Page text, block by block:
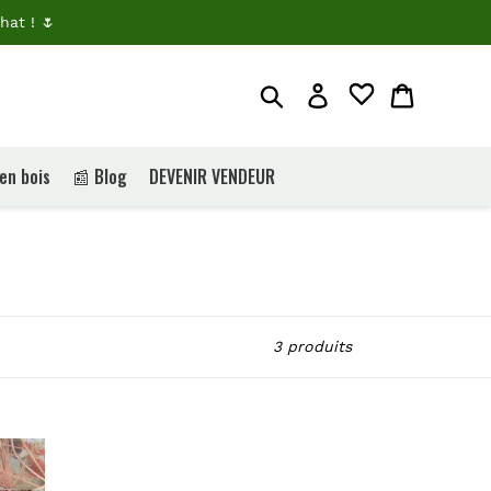
! 🌷
RechercherJe me connecte
bois 📰 Blog DEVENIR VENDEUR
3 produits